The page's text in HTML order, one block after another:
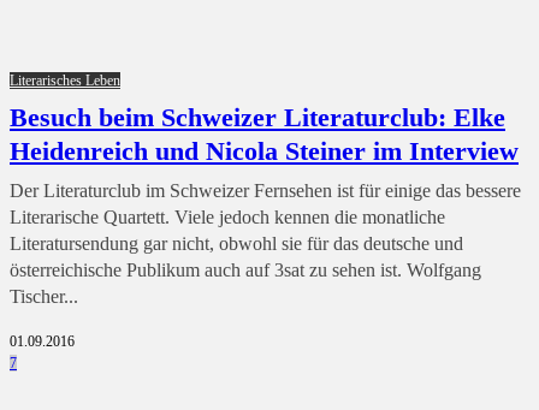
Literarisches Leben
Besuch beim Schweizer Literaturclub: Elke
Heidenreich und Nicola Steiner im Interview
Der Literaturclub im Schweizer Fernsehen ist für einige das bessere
Literarische Quartett. Viele jedoch kennen die monatliche
Literatursendung gar nicht, obwohl sie für das deutsche und
österreichische Publikum auch auf 3sat zu sehen ist. Wolfgang
Tischer...
01.09.2016
7